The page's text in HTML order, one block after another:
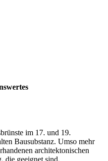
im 17. und 19.
Bausubstanz. Umso mehr
architektonischen